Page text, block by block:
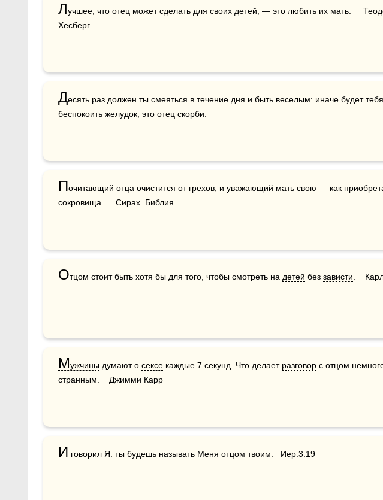
Лучшее, что отец может сделать для своих детей , — это любить их мать .
Хесберг
Десять раз должен ты смеяться в течение дня и быть веселым: иначе будет тебя
беспокоить желудок, это отец скорби.
Почитающий отца очистится от грехов , и уважающий мать свою — как
сокровища.     Сирах. Библия
Отцом стоит быть хотя бы для того, чтобы смотреть на детей без зависти .
Мужчины думают о сексе каждые 7 секунд. Что делает разговор с отцом
странным.    Джимми Карр
И говорил Я: ты будешь называть Меня отцом твоим.   Иер.3:19